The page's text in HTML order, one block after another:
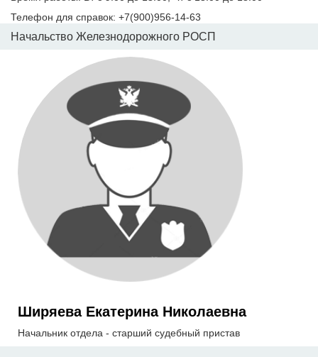
Телефон для справок: +7(900)956-14-63
Начальство Железнодорожного РОСП
Ширяева Екатерина Николаевна
Начальник отдела - старший судебный пристав